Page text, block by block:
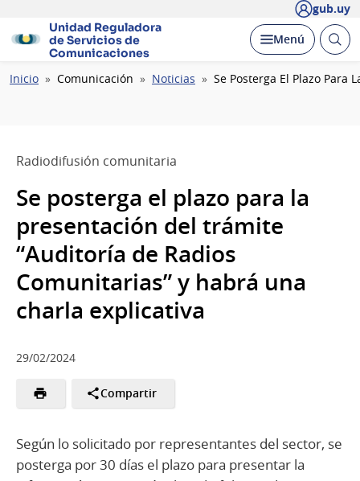
gub.uy
Unidad Reguladora
de Servicios de
Comunicaciones
Desplegar
Menú Abrir
Ruta
Inicio Comunicación Noticias Se Posterga El Plazo Para
Radiodifusión comunitaria
Se posterga el plazo para la
presentación del trámite
“Auditoría de Radios
Comunitarias” y habrá una
charla explicativa
29/02/2024
Compartir
Según lo solicitado por representantes del sector, se
posterga por 30 días el plazo para presentar la